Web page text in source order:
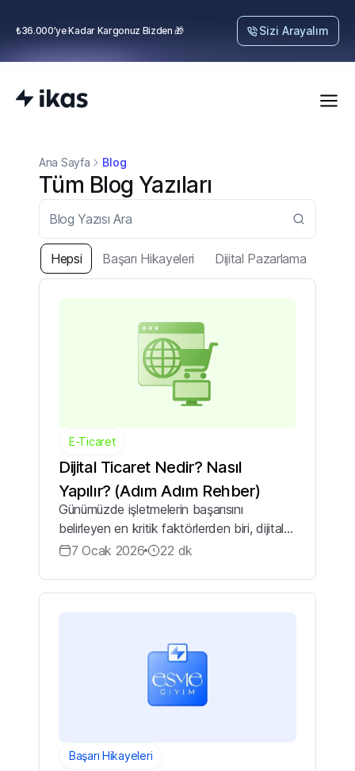
₺36.000’ye Kadar Kargonuz Bizden 🎁 Sizi Arayalım
Ana Sayfa Blog
Tüm Blog Yazıları
Hepsi Başarı Hikayeleri Dijital Pazarlama
E-Ticaret
Dijital Ticaret Nedir? Nasıl
Yapılır? (Adım Adım Rehber)
Günümüzde işletmelerin başarısını
belirleyen en kritik faktörlerden biri, dijital
dünyaya uyum sağlayabilme yetenekleridir.
7 Ocak 2026 22 dk
Başarı Hikayeleri